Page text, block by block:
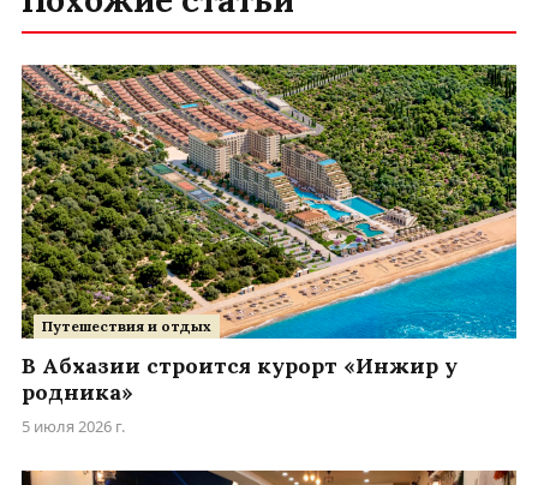
Путешествия и отдых
В Абхазии строится курорт «Инжир у
родника»
5 июля 2026 г.